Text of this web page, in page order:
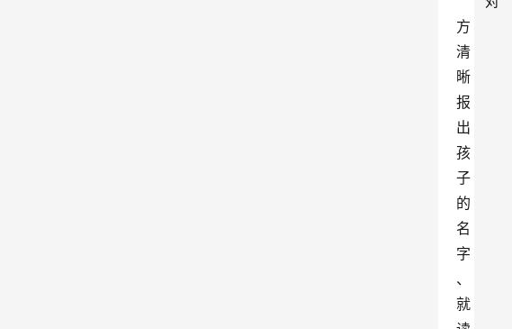
方
清
晰
报
出
孩
子
的
名
字
、
就